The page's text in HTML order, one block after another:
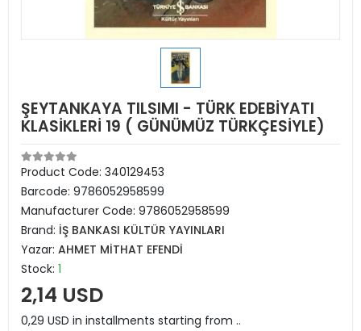
ŞEYTANKAYA TILSIMI - TÜRK EDEBİYATI
KLASİKLERİ 19 ( GÜNÜMÜZ TÜRKÇESİYLE)
Product Code: 340129453
Barcode: 9786052958599
Manufacturer Code: 9786052958599
Brand: İŞ BANKASI KÜLTÜR YAYINLARI
Yazar: AHMET MİTHAT EFENDİ
Stock: 1
2,14 USD
0,29 USD in installments starting from ..